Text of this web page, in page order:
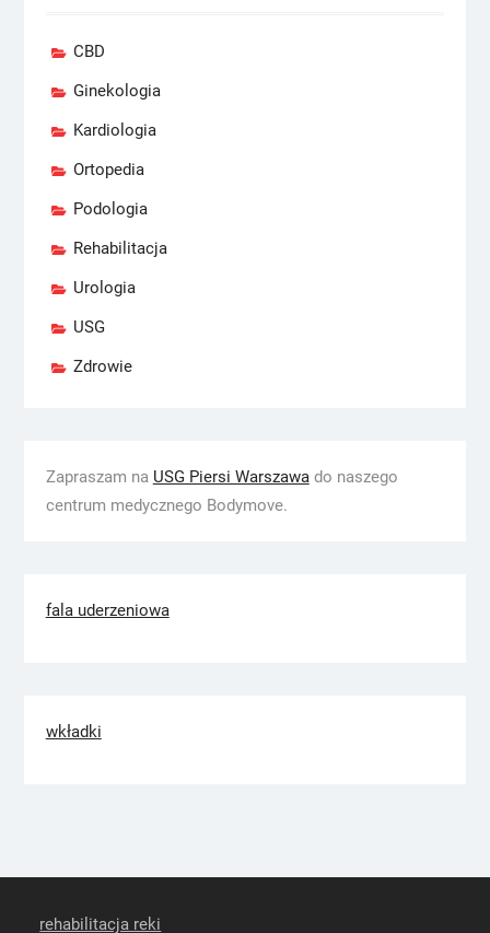
CBD
Ginekologia
Kardiologia
Ortopedia
Podologia
Rehabilitacja
Urologia
USG
Zdrowie
Zapraszam na USG Piersi Warszawa do naszego
centrum medycznego Bodymove.
fala uderzeniowa
wkładki
rehabilitacja reki